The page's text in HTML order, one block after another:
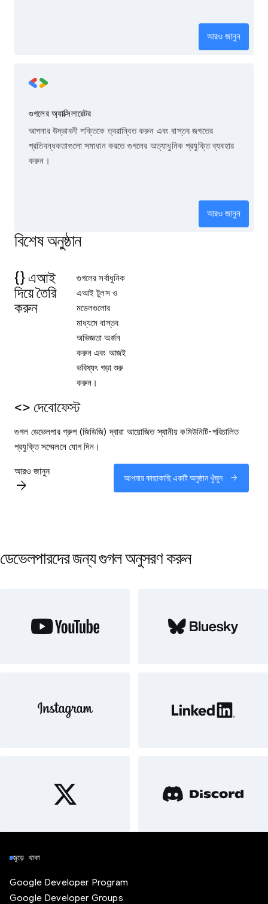
আরও জানুন
গুগলের অ্যাক্সিলারেটর
আপনার উদ্ভাবনী শক্তিকে ত্বরান্বিত করুন এবং বাস্তব জগতের
প্রতিবন্ধকতাগুলো সমাধান করতে গুগলের অত্যাধুনিক প্রযুক্তি ব্যবহার
করুন।
আরও জানুন
বিশেষ অনুষ্ঠান
{} এআই
দিয়ে তৈরি
করুন
গুগলের সর্বাধুনিক
এআই টুলস ও
মডেলগুলোর
মাধ্যমে বাস্তব
অভিজ্ঞতা অর্জন
করুন এবং আজই
ভবিষ্যৎ গড়া শুরু
করুন।
আপনার কাছাকাছি একটি অনুষ্ঠান খুঁজুন arrow_forward
<> দেবোফেস্ট
গুগল ডেভেলপার গ্রুপ (জিডিজি) দ্বারা আয়োজিত স্থানীয় কমিউনিটি-পরিচালিত
প্রযুক্তি সম্মেলনে যোগ দিন।
আরও জানুন
arrow_forward
ডেভেলপারদের জন্য গুগল অনুসরণ করুন
জুড়ে থাকা
Google Developer Program
Google Developer Groups